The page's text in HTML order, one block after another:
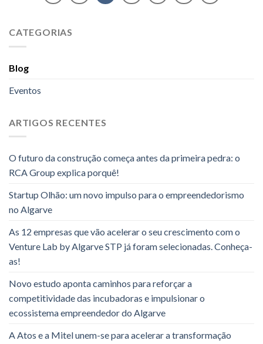
CATEGORIAS
Blog
Eventos
ARTIGOS RECENTES
O futuro da construção começa antes da primeira pedra: o
RCA Group explica porquê!
Startup Olhão: um novo impulso para o empreendedorismo
no Algarve
As 12 empresas que vão acelerar o seu crescimento com o
Venture Lab by Algarve STP já foram selecionadas. Conheça-
as!
Novo estudo aponta caminhos para reforçar a
competitividade das incubadoras e impulsionar o
ecossistema empreendedor do Algarve
A Atos e a Mitel unem-se para acelerar a transformação